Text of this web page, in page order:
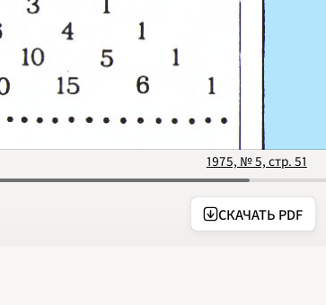
2008
2009
2010
2011
2012
2013
2014
2015
2016
2017
2018
2019
2020
2021
2022
1975, № 5, стр. 51
СКАЧАТЬ PDF